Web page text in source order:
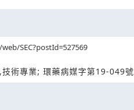
SEC?postId=527569
術專業; 環藥病媒字第19-049號